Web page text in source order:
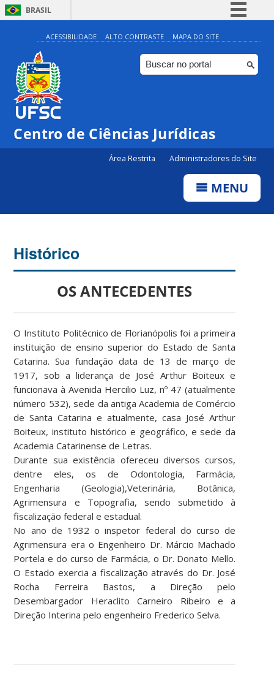
BRASIL
Simplifique!
Comunica BR
Participe
Canais
ACESSIBILIDADE ALTO CONTRASTE MAPA DO SITE
Centro de Ciências Jurídicas
Área Restrita Administradores do Site
MENU
Histórico
OS ANTECEDENTES
O Instituto Politécnico de Florianópolis foi a primeira
instituição de ensino superior do Estado de Santa
Catarina. Sua fundação data de 13 de março de
1917, sob a liderança de José Arthur Boiteux e
funcionava à Avenida Hercilio Luz, nº 47 (atualmente
número 532), sede da antiga Academia de Comércio
de Santa Catarina e atualmente, casa José Arthur
Boiteux, instituto histórico e geográfico, e sede da
Academia Catarinense de Letras.
Durante sua existência ofereceu diversos cursos,
dentre eles, os de Odontologia, Farmácia,
Engenharia (Geologia),Veterinária, Botânica,
Agrimensura e Topografia, sendo submetido à
fiscalização federal e estadual.
No ano de 1932 o inspetor federal do curso de
Agrimensura era o Engenheiro Dr. Márcio Machado
Portela e do curso de Farmácia, o Dr. Donato Mello.
O Estado exercia a fiscalização através do Dr. José
Rocha Ferreira Bastos, a Direção pelo
Desembargador Heraclito Carneiro Ribeiro e a
Direção Interina pelo engenheiro Frederico Selva.